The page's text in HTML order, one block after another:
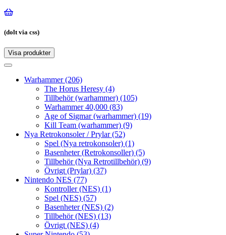
(dolt via css)
Visa produkter
Toggle
Toggle
navigationWarhammer(206)
The Horus Heresy (4)
Tillbehör (warhammer) (105)
Warhammer 40,000 (83)
Age of Sigmar (warhammer) (19)
Kill Team (warhammer) (9)
Nya Retrokonsoler / Prylar(52)
Spel (Nya retrokonsoler) (1)
Basenheter (Retrokonsoller) (5)
Tillbehör (Nya Retrotillbehör) (9)
Övrigt (Prylar) (37)
Nintendo NES (77)
Kontroller (NES) (1)
Spel (NES) (57)
Basenheter (NES) (2)
Tillbehör (NES) (13)
Övrigt (NES) (4)